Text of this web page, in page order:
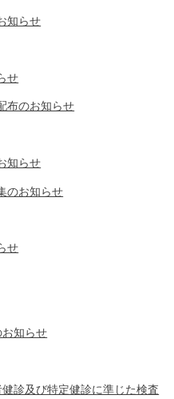
知らせ
せ
布のお知らせ
知らせ
のお知らせ
せ
知らせ
診及び特定健診に準じた検査